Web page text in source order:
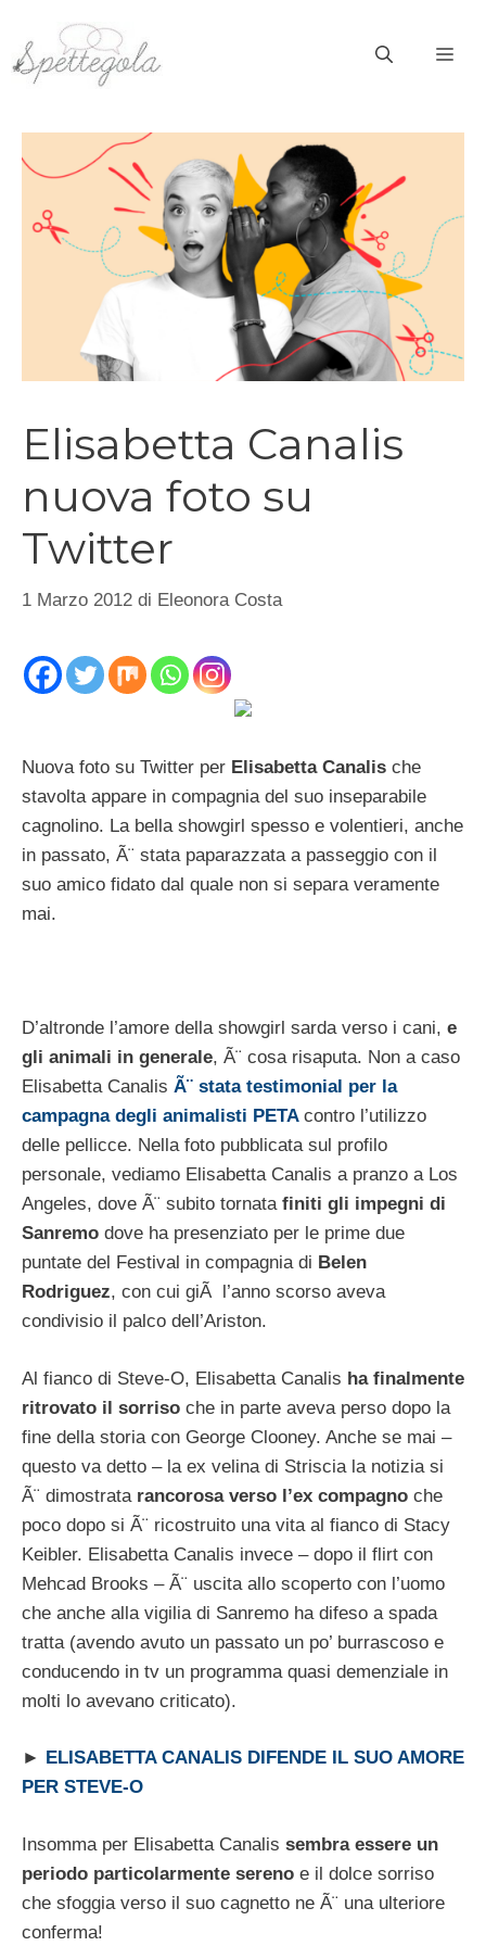
contenuto
Elisabetta Canalis
nuova foto su
Twitter
1 Marzo 2012 di Eleonora Costa
Nuova foto su Twitter per Elisabetta Canalis che
stavolta appare in compagnia del suo inseparabile
cagnolino. La bella showgirl spesso e volentieri, anche
in passato, Ã¨ stata paparazzata a passeggio con il
suo amico fidato dal quale non si separa veramente
mai.
D’altronde l’amore della showgirl sarda verso i cani, e
gli animali in generale, Ã¨ cosa risaputa. Non a caso
Elisabetta Canalis Ã¨ stata testimonial per la
campagna degli animalisti PETA contro l’utilizzo
delle pellicce. Nella foto pubblicata sul profilo
personale, vediamo Elisabetta Canalis a pranzo a Los
Angeles, dove Ã¨ subito tornata finiti gli impegni di
Sanremo dove ha presenziato per le prime due
puntate del Festival in compagnia di Belen
Rodriguez, con cui giÃ l’anno scorso aveva
condivisio il palco dell’Ariston.
Al fianco di Steve-O, Elisabetta Canalis ha finalmente
ritrovato il sorriso che in parte aveva perso dopo la
fine della storia con George Clooney. Anche se mai –
questo va detto – la ex velina di Striscia la notizia si
Ã¨ dimostrata rancorosa verso l’ex compagno che
poco dopo si Ã¨ ricostruito una vita al fianco di Stacy
Keibler. Elisabetta Canalis invece – dopo il flirt con
Mehcad Brooks – Ã¨ uscita allo scoperto con l’uomo
che anche alla vigilia di Sanremo ha difeso a spada
tratta (avendo avuto un passato un po’ burrascoso e
conducendo in tv un programma quasi demenziale in
molti lo avevano criticato).
►
ELISABETTA CANALIS DIFENDE IL SUO AMORE
PER STEVE-O
Insomma per Elisabetta Canalis sembra essere un
periodo particolarmente sereno e il dolce sorriso
che sfoggia verso il suo cagnetto ne Ã¨ una ulteriore
conferma!